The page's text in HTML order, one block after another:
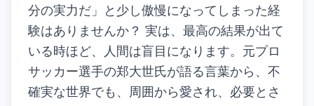
分の実力だ」と少し傲慢になってしまった経
験はありませんか？ 実は、最高の結果が出て
いる時ほど、人間は盲目になります。元プロ
サッカー選手の郑大世氏が語る言葉から、不
確実な世界でも、周囲から愛され、必要とさ